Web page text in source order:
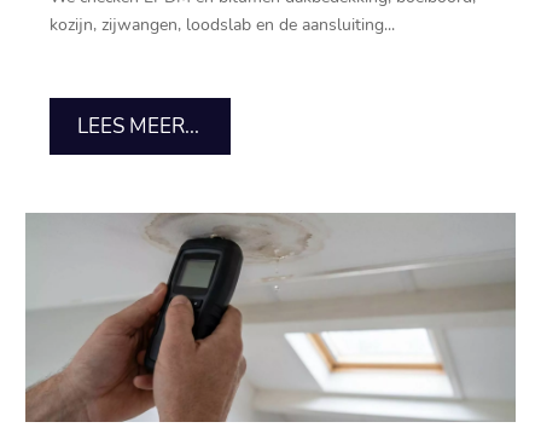
kozijn, zijwangen, loodslab en de aansluiting...
LEES MEER...